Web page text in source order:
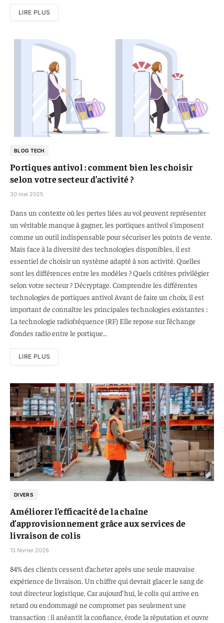
LIRE PLUS
BLOG TECH
Portiques antivol : comment bien les choisir
selon votre secteur d’activité ?
30 mai 2025
Dans un contexte où les pertes liées au vol peuvent représenter
un véritable manque à gagner, les portiques antivol s’imposent
comme un outil indispensable pour sécuriser les points de vente.
Mais face à la diversité des technologies disponibles, il est
essentiel de choisir un système adapté à son activité. Quelles
sont les différences entre les modèles ? Quels critères privilégier
selon votre secteur ? Décryptage. Comprendre les différentes
technologies de portiques antivol Avant de faire un choix, il est
important de connaître les principales technologies existantes :
La technologie radiofréquence (RF) Elle repose sur l’échange
d’ondes radio entre le portique…
LIRE PLUS
DIVERS
Améliorer l’efficacité de la chaîne
d’approvisionnement grâce aux services de
livraison de colis
13 février 2026
84% des clients cessent d’acheter après une seule mauvaise
expérience de livraison. Un chiffre qui devrait glacer le sang de
tout directeur logistique. Car aujourd’hui, le colis qui arrive en
retard ou endommagé ne compromet pas seulement une
transaction : il anéantit la confiance, érode la réputation et ouvre